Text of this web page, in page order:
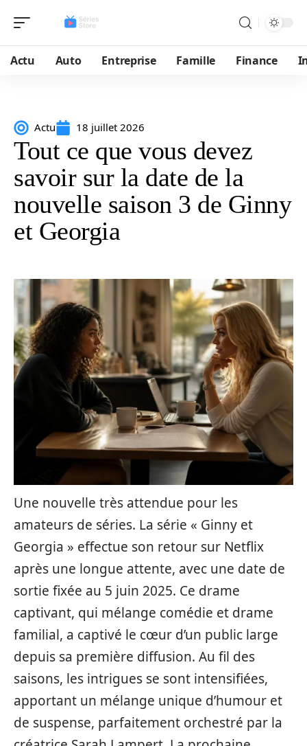
Actu Auto Entreprise Famille Finance
Actu 18 juillet 2026
Tout ce que vous devez
savoir sur la date de la
nouvelle saison 3 de Ginny
et Georgia
Une nouvelle très attendue pour les
amateurs de séries. La série « Ginny et
Georgia » effectue son retour sur Netflix
après une longue attente, avec une date de
sortie fixée au 5 juin 2025. Ce drame
captivant, qui mélange comédie et drame
familial, a captivé le cœur d’un public large
depuis sa première diffusion. Au fil des
saisons, les intrigues se sont intensifiées,
apportant un mélange unique d’humour et
de suspense, parfaitement orchestré par la